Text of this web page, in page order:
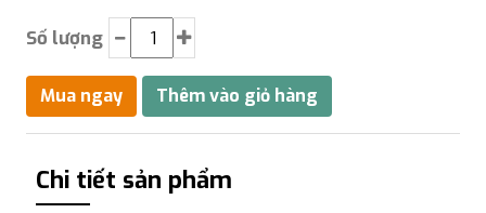
Số lượng
Chi tiết sản phẩm